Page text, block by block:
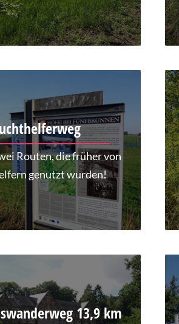
Routen, die früher von
genutzt wurden!
13,9 km